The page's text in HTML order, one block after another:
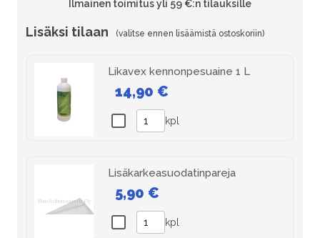
Ilmainen toimitus yli 59 €:n tilauksille
Lisäksi tilaan
Likavex kennonpesuaine 1 L
14,90 €
kpl
Lisäkarkeasuodatinpareja
5,90 €
kpl